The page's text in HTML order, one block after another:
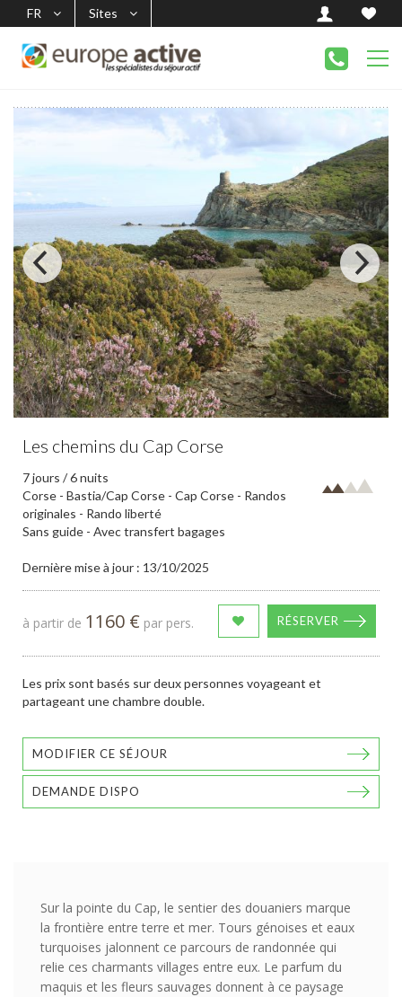
FR Sites
Les chemins du Cap Corse
7 jours / 6 nuits
Corse - Bastia/Cap Corse - Cap Corse - Randos
originales - Rando liberté
Sans guide - Avec transfert bagages
Dernière mise à jour : 13/10/2025
à partir de 1160 € par pers. RÉSERVER
Les prix sont basés sur deux personnes voyageant et
partageant une chambre double.
MODIFIER CE SÉJOUR
DEMANDE DISPO
Sur la pointe du Cap, le sentier des douaniers marque
la frontière entre terre et mer. Tours génoises et eaux
turquoises jalonnent ce parcours de randonnée qui
relie ces charmants villages entre eux. Le parfum du
maquis et les fleurs sauvages donnent à ce paysage